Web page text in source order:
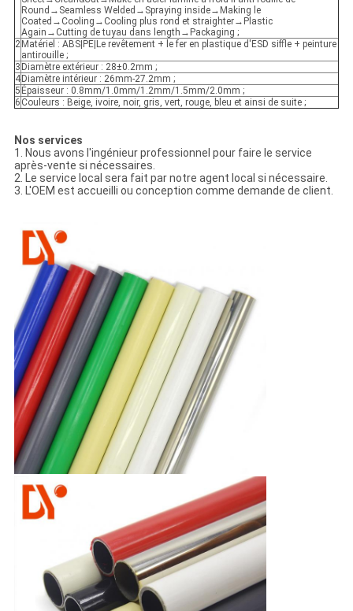
Round→Seamless Welded→Spraying inside→Making le
Coated→Cooling→Cooling plus rond et straighter→Plastic
Again→Cutting de tuyau dans length→Packaging ;
2 Matériel : ABS|PE|Le revêtement + le fer en plastique d'ESD siffle + peinture
antirouille ;
3 Diamètre extérieur : 28±0.2mm ;
4 Diamètre intérieur : 26mm-27.2mm ;
5 Épaisseur : 0.8mm/1.0mm/1.2mm/1.5mm/2.0mm ;
6 Couleurs : Beige, ivoire, noir, gris, vert, rouge, bleu et ainsi de suite ;
Nos services
1. Nous avons l'ingénieur professionnel pour faire le service
après-vente si nécessaires.
2. Le service local sera fait par notre agent local si nécessaire.
3. L'OEM est accueilli ou conception comme demande de client.